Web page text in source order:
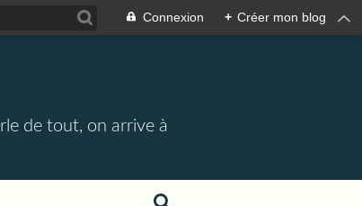
Connexion + Créer mon blog
de tout, on arrive à